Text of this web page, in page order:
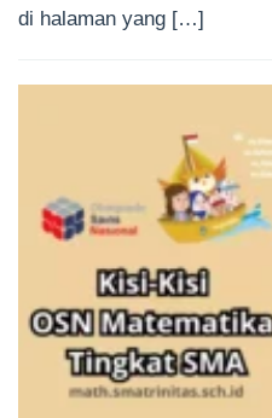
di halaman yang […]